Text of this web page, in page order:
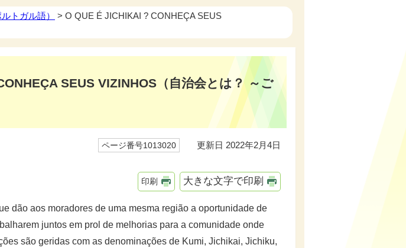
トガル語）
> O QUE É JICHIKAI ? CONHEÇA SEUS
SEUS VIZINHOS（自治会とは？ ～ご
ページ番号1013020 更新日 2022年2月4日
印刷 大きな文字で印刷
dão aos moradores de uma mesma região a oportunidade de
juntos em prol de melhorias para a comunidade onde
são geridas com as denominações de Kumi, Jichikai, Jichiku,